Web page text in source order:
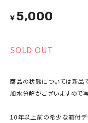
¥5,000
SOLD OUT
商品の状態については新品
加水分解がございますので
10年以上前の希少な箱付デ